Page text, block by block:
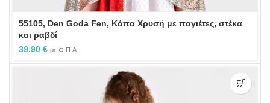
55105, Den Goda Fen, Κάπα Χρυσή με παγιέτες, στέκα
και ραβδί
39.90 € με Φ.Π.Α.